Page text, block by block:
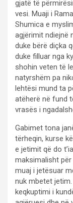
gjatë të
vesi. Muaji i
Shumica e
agjërimit ndiejnë
duke bërë diçka
duke filluar nga
shohin veten të
natyrshëm pa
lehtësi mund ta
atëherë në fund
vrasës i
Gabimet tona
tërheqin, kurse
e jetimit që do
maksimalisht
muaj i jetësuar
nuk mbetet
keqkuptimi i